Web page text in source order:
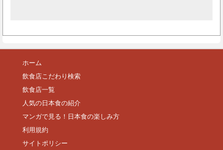
ホーム
飲食店こだわり検索
飲食店一覧
人気の日本食の紹介
マンガで見る！日本食の楽しみ方
利用規約
サイトポリシー